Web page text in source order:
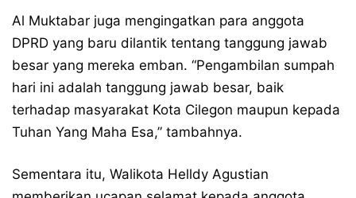
Al Muktabar juga mengingatkan para anggota
DPRD yang baru dilantik tentang tanggung jawab
besar yang mereka emban. “Pengambilan sumpah
hari ini adalah tanggung jawab besar, baik
terhadap masyarakat Kota Cilegon maupun kepada
Tuhan Yang Maha Esa,” tambahnya.
Sementara itu, Walikota Helldy Agustian